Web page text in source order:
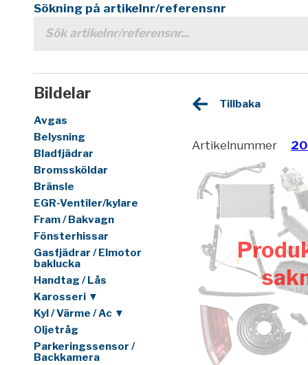
Sökning på artikelnr/referensnr
Bildelar
Avgas
Belysning
Bladfjädrar
Bromssköldar
Bränsle
EGR-Ventiler/kylare
Fram / Bakvagn
Fönsterhissar
Gasfjädrar / Elmotor
baklucka
Handtag / Lås
Karosseri ▼
Kyl / Värme / Ac ▼
Oljetråg
Parkeringssensor /
Backkamera
Tillbaka
Artikelnummer